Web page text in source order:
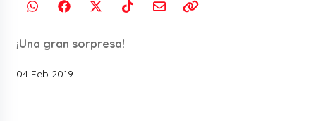
¡Una gran sorpresa!
04 Feb 2019